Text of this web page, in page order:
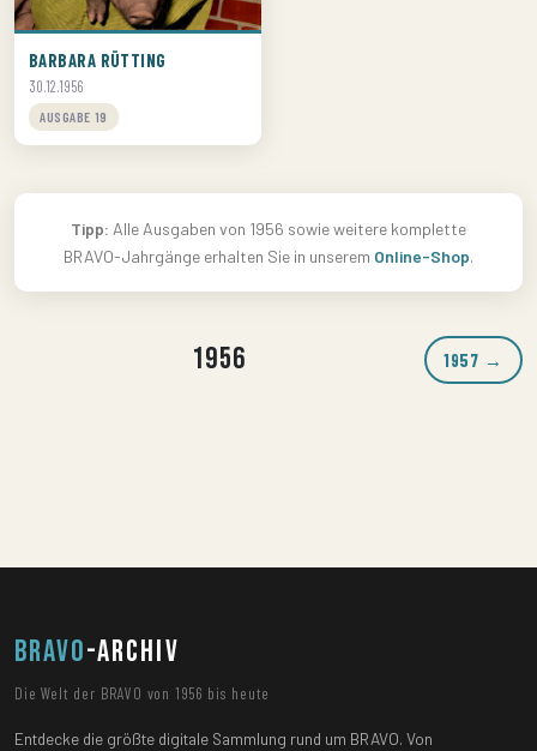
BARBARA RÜTTING
30.12.1956
AUSGABE 19
Tipp: Alle Ausgaben von 1956 sowie weitere komplette
BRAVO-Jahrgänge erhalten Sie in unserem Online-Shop.
1956 1957 →
BRAVO-ARCHIV
Die Welt der BRAVO von 1956 bis heute
Entdecke die größte digitale Sammlung rund um BRAVO. Von